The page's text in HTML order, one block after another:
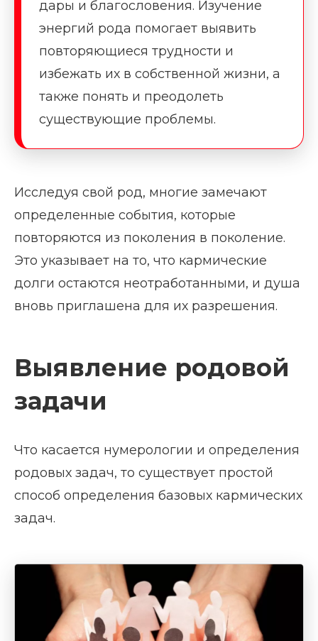
дары и благословения. Изучение
энергий рода помогает выявить
повторяющиеся трудности и
избежать их в собственной жизни, а
также понять и преодолеть
существующие проблемы.
Исследуя свой род, многие замечают
определенные события, которые
повторяются из поколения в поколение.
Это указывает на то, что кармические
долги остаются неотработанными, и душа
вновь приглашена для их разрешения.
Выявление родовой
задачи
Что касается нумерологии и определения
родовых задач, то существует простой
способ определения базовых кармических
задач.